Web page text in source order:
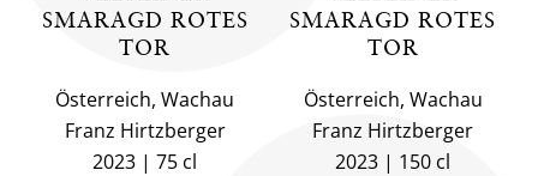
SMARAGD ROTES
TOR
Österreich, Wachau
Franz Hirtzberger
2023
75 cl
SMARAGD ROTES
TOR
Österreich, Wachau
Franz Hirtzberger
2023
150 cl